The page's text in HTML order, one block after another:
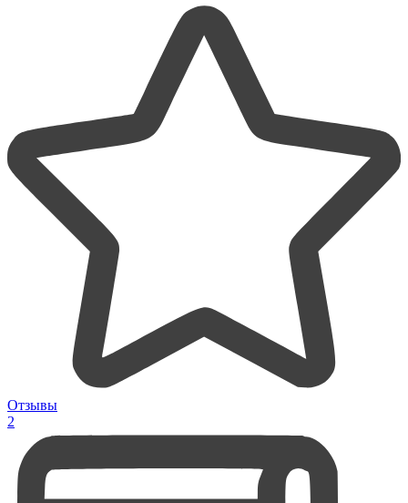
Отзывы
2